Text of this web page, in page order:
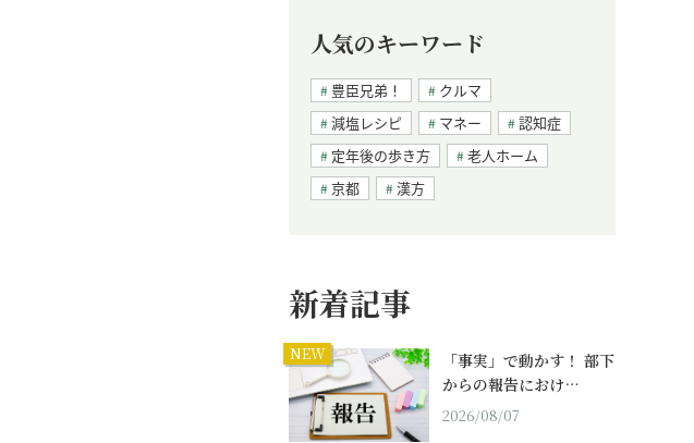
人気のキーワード
豊臣兄弟！
クルマ
減塩レシピ
マネー
認知症
定年後の歩き方
老人ホーム
京都
漢方
新着記事
NEW
「事実」で動かす！ 部下
からの報告におけ…
2026/08/07